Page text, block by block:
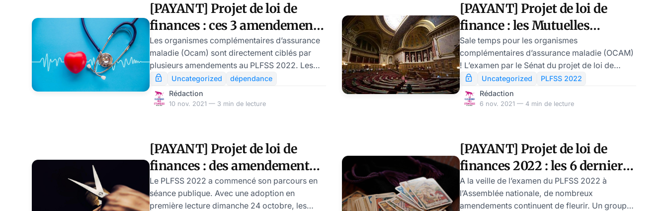
Ocam alors que le gouvernement fait mine de
ralentir la cadence sur le sujet Grande sécu.
[PAYANT] Projet de loi de
finances : ces 3 amendements
du Sénat défavorables aux
mutuelles
Les organismes complémentaires d’assurance
maladie (Ocam) sont directement ciblés par
plusieurs amendements au PLFSS 2022. Les
premiers amendements ont déjà été adoptés au
Sénat et sont loin de leur être favorables.
Uncategorized
dépendance
Rédaction
10 nov. 2021 — 3 min de lecture
[PAYANT] Projet de loi de
finance : les Mutuelles
mitraillées par la droite
sénatoriale
Sale temps pour les organismes
complémentaires d’assurance maladie (OCAM)
! L’examen par le Sénat du projet de loi de
financement de la Sécurité sociale pour 2022,
le PLFSS 2022, donne l’occasion à la droite
parlementaire de multiplier les attaques
Uncategorized
PLFSS 2022
Rédaction
6 nov. 2021 — 4 min de lecture
[PAYANT] Projet de loi de
finances : des amendements
sensibles déjà écartés du
débat
Le PLFSS 2022 a commencé son parcours en
séance publique. Avec une adoption en
première lecture dimanche 24 octobre, les
[PAYANT] Projet de loi de
finances 2022 : les 6 derniers
amendements à avoir à l’œil
A la veille de l’examen du PLFSS 2022 à
l’Assemblée nationale, de nombreux
amendements continuent de fleurir. Un groupe